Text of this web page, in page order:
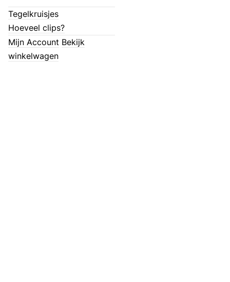
Tegelkruisjes
Hoeveel clips?
Mijn Account Bekijk
winkelwagen